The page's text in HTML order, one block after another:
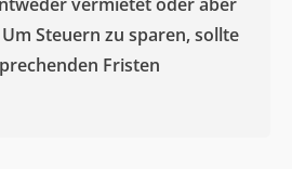
Steuern zu sparen, sollte
Fristen